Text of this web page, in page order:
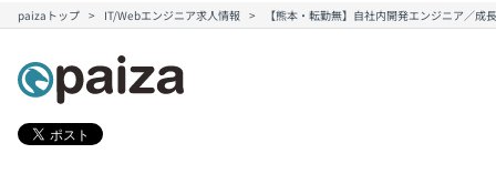
paizaトップ IT/Webエンジニア求人情報 【熊本・転勤無】自社内開発エンジニア／